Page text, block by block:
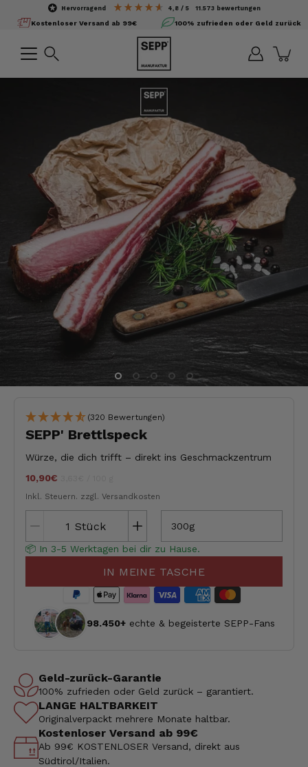
überspringen
Kostenloser Versand ab 99€
hervorragend 4,8 / 5 11.573 bewertungen
100% zufrieden oder Geld zurück
(320 Bewertungen)
SEPP' Brettlspeck
Würze, die dich trifft – direkt ins Geschmackzentrum
10,90€
Inkl. Steuern. zzgl. Versandkosten
Stück 300g
📦 In 3-5 Werktagen bei dir zu Hause.
IN MEINE TASCHE
98.450+ echte & begeisterte SEPP-Fans
Geld-zurück-Garantie
100% zufrieden oder Geld zurück – garantiert.
LANGE HALTBARKEIT
Originalverpackt mehrere Monate haltbar.
Kostenloser Versand ab 99€
Ab 99€ KOSTENLOSER Versand, direkt aus
Südtirol/Italien.